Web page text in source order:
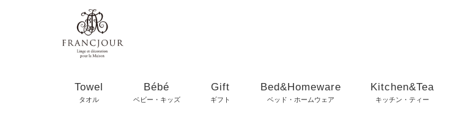
Towel
タオル
Bébé
ベビー・キッズ
Gift
ギフト
Bed&Homeware
ベッド・ホームウェア
Kitchen&Tea
キッチン・ティー